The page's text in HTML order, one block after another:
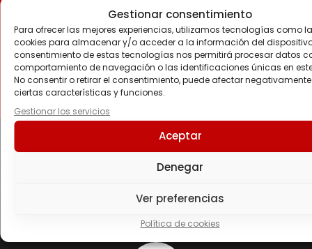
Gestionar consentimiento
Para ofrecer las mejores experiencias, utilizamos tecnologías como
cookies para almacenar y/o acceder a la información del
consentimiento de estas tecnologías nos permitirá procesar datos
comportamiento de navegación o las identificaciones únicas en
No consentir o retirar el consentimiento, puede afectar
ciertas características y funciones.
Gestionar los servicios
Aceptar
Denegar
Ver preferencias
Política de cookies
Apreciamos las opiniones de nuestros
clientes y sus valoraciones nos avalan
como profesionales del sector de la
nutrición y suplementos deportivos
fitness.
Compra con tranquilidad
Puedes comprar con total tranquilidad en
Fitness Córdoba BZF. Años de experiencia
y nuestros clientes nos avalan.